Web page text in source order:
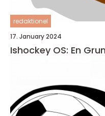
redaktionel
17. January 2024
Ishockey OS: En